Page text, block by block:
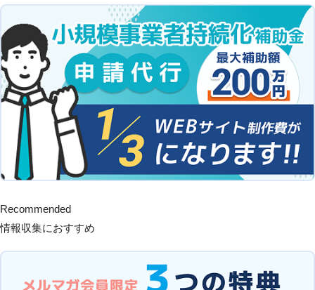
Recommended
情報収集におすすめ